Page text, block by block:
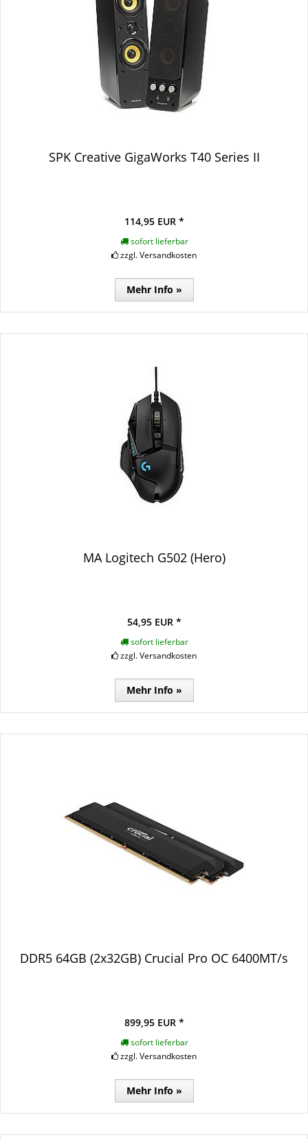
SPK Creative GigaWorks T40 Series II
114,95 EUR *
sofort lieferbar
zzgl. Versandkosten
Mehr Info »
MA Logitech G502 (Hero)
54,95 EUR *
sofort lieferbar
zzgl. Versandkosten
Mehr Info »
DDR5 64GB (2x32GB) Crucial Pro OC 6400MT/s
899,95 EUR *
sofort lieferbar
zzgl. Versandkosten
Mehr Info »